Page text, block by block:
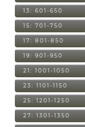
13: 601-650
15: 701-750
17: 801-850
19: 901-950
21: 1001-1050
23: 1101-1150
25: 1201-1250
27: 1301-1350